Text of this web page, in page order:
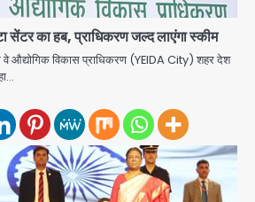
सेंटर का हब, प्राधिकरण जल्द लाएंगा स्कीम
वे औद्योगिक विकास प्राधिकरण (YEIDA City) शहर देश
आॅपरेशन ह्यप्रहारह्ण : 72 घंटे में उत्तर-पश्चिम
पुलिस का बड़ा एक्शन
JHJ
Rashidi’s controversial:
नहीं, आतंकवादी हैं’, मौलाना का
पर विवादित बयान, BJP विधायक ने
कराई FIR, NSA की मांग
Avinash Kumar